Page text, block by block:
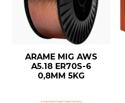
ARAME MIG AWS
A5.18 ER70S-6
0,8MM 5KG